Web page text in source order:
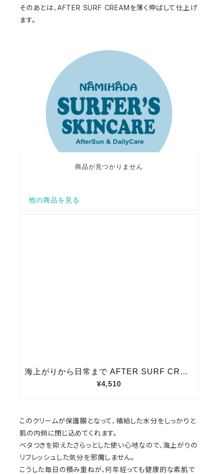
そのあとは、AFTER SURF CREAMを薄く伸ばして仕上げ
ます。
このクリームが保護膜となって、補給した水分をしっかりと
肌の内側に閉じ込めてくれます。
ベタつきを抑えたさらっとした使い心地なので、海上がりの
リフレッシュした気分を邪魔しません。
こうした毎日の積み重ねが、何年経っても健康的な素肌で